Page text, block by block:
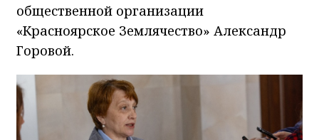
общественной организации
«Красноярское Землячество» Александр
Горовой.